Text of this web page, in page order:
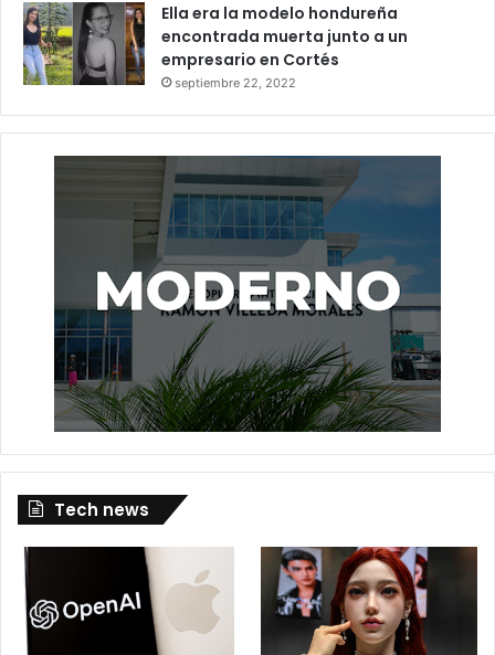
Ella era la modelo hondureña
encontrada muerta junto a un
empresario en Cortés
septiembre 22, 2022
Tech news